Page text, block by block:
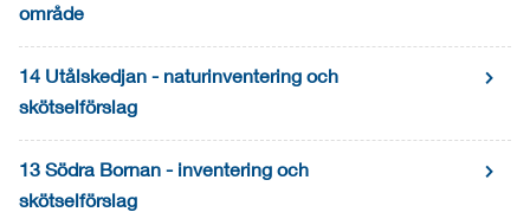
område
14 Utålskedjan - naturinventering och
skötselförslag
13 Södra Bornan - inventering och
skötselförslag